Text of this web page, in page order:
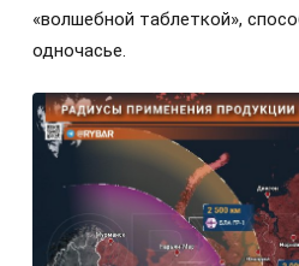
«волшебной таблеткой»,
одночасье.